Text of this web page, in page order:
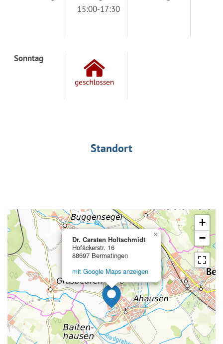
15:00-17:30
Sonntag
Standort
Dr. Carsten Holtschmidt
Hofäckerstr. 16
88697 Bermatingen
mit Google Maps anzeigen
×
+
−